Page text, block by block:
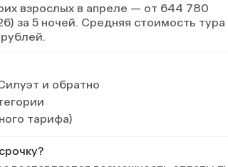
взрослых в апреле — от 644 780
за 5 ночей. Средняя стоимость тура
и обратно
тарифа)